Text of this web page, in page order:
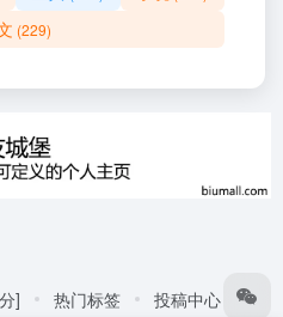
(229)
] 热门标签 投稿中心